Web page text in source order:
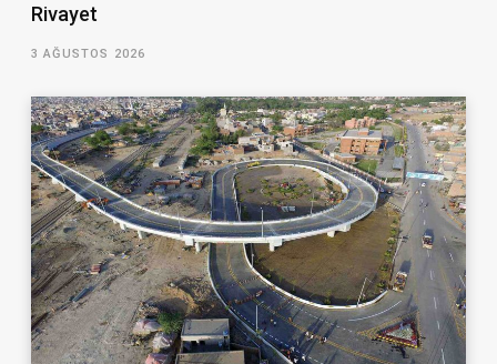
Rivayet
3 AĞUSTOS 2026